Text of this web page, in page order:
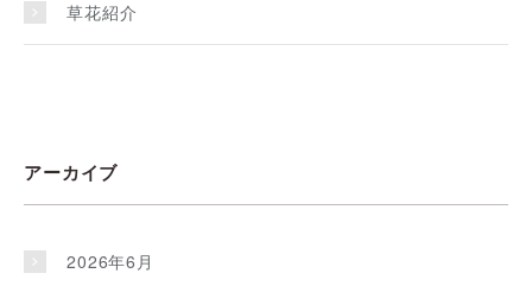
草花紹介
アーカイブ
2026年6月